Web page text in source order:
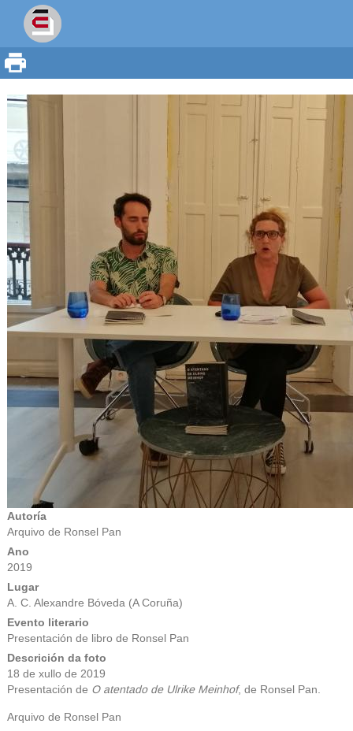
Autoría
Arquivo de Ronsel Pan
Ano
2019
Lugar
A. C. Alexandre Bóveda (A Coruña)
Evento literario
Presentación de libro de Ronsel Pan
Descrición da foto
18 de xullo de 2019
Presentación de O atentado de Ulrike Meinhof, de Ronsel Pan.
Arquivo de Ronsel Pan